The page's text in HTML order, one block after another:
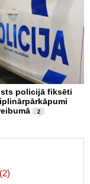
policijā fiksēti
2
(2)